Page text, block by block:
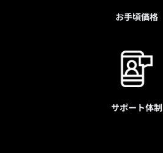
お手頃価格
サポート体制